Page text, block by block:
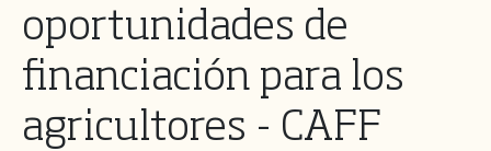
oportunidades de
financiación para los
agricultores - CAFF